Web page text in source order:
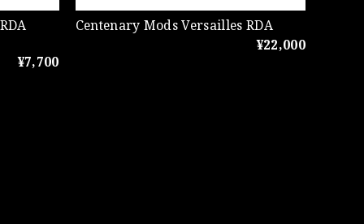
¥7,700
Centenary Mods Versailles RDA
¥22,000